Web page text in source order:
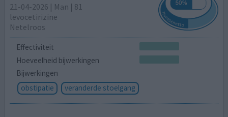
21-04-2026 | Man | 81
levocetirizine
Netelroos
Effectiviteit
Hoeveelheid bijwerkingen
Bijwerkingen
obstipatie
veranderde stoelgang